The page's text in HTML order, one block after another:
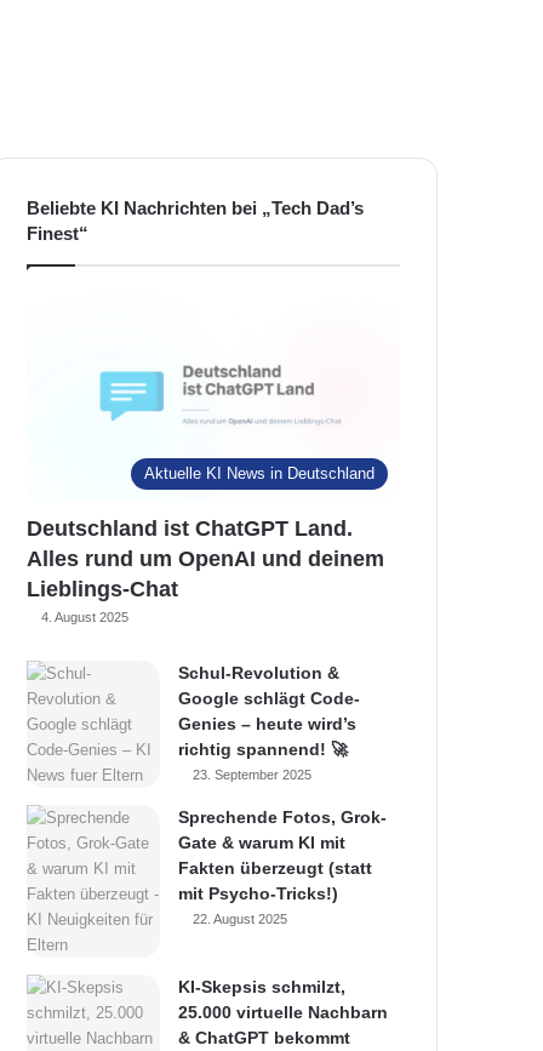
Beliebte KI Nachrichten bei „Tech Dad’s
Finest“
Aktuelle KI News in Deutschland
Deutschland ist ChatGPT Land.
Alles rund um OpenAI und deinem
Lieblings-Chat
4. August 2025
Schul-Revolution &
Google schlägt Code-
Genies – heute wird’s
richtig spannend! 🚀
23. September 2025
Sprechende Fotos, Grok-
Gate & warum KI mit
Fakten überzeugt (statt
mit Psycho-Tricks!)
22. August 2025
KI-Skepsis schmilzt,
25.000 virtuelle Nachbarn
& ChatGPT bekommt